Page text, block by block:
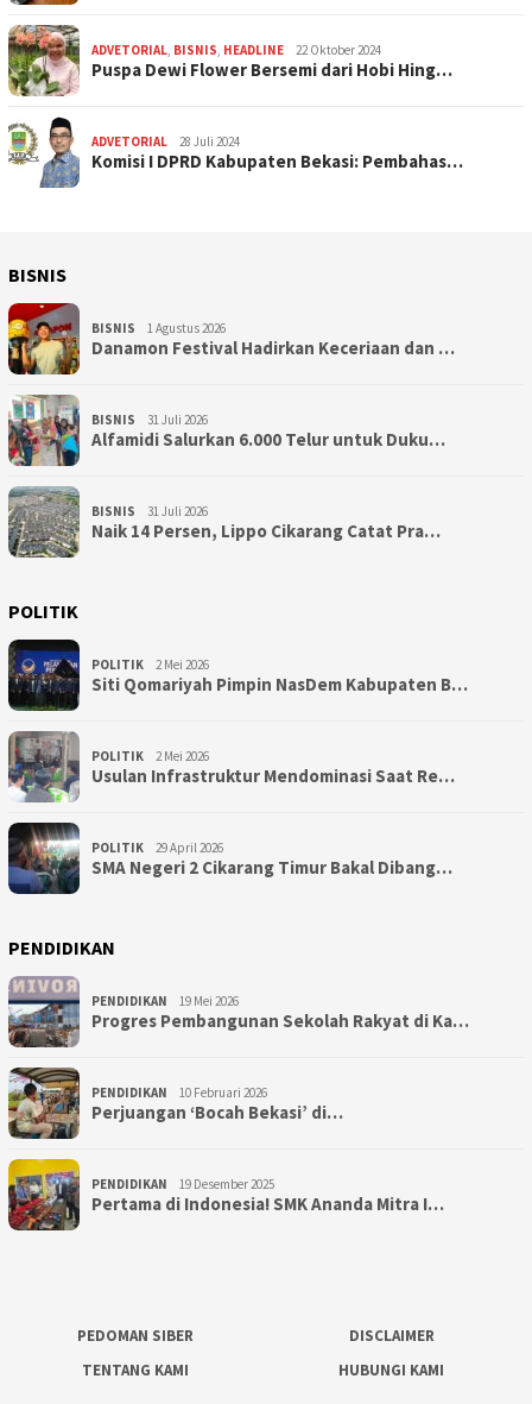
ADVETORIAL BISNIS HEADLINE 22 Oktober 2024
Puspa Dewi Flower Bersemi dari Hobi Hing…
ADVETORIAL 28 Juli 2024
Komisi I DPRD Kabupaten Bekasi: Pembahas…
BISNIS
BISNIS 1 Agustus 2026
Danamon Festival Hadirkan Keceriaan dan …
BISNIS 31 Juli 2026
Alfamidi Salurkan 6.000 Telur untuk Duku…
BISNIS 31 Juli 2026
Naik 14 Persen, Lippo Cikarang Catat Pra…
POLITIK
POLITIK 2 Mei 2026
Siti Qomariyah Pimpin NasDem Kabupaten B…
POLITIK 2 Mei 2026
Usulan Infrastruktur Mendominasi Saat Re…
POLITIK 29 April 2026
SMA Negeri 2 Cikarang Timur Bakal Dibang…
PENDIDIKAN
PENDIDIKAN 19 Mei 2026
Progres Pembangunan Sekolah Rakyat di Ka…
PENDIDIKAN 10 Februari 2026
Perjuangan ‘Bocah Bekasi’ di…
PENDIDIKAN 19 Desember 2025
Pertama di Indonesia! SMK Ananda Mitra I…
PEDOMAN SIBER
DISCLAIMER
TENTANG KAMI
HUBUNGI KAMI